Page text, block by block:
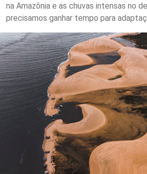
na Amazônia e as chuvas intensas no
precisamos ganhar tempo para